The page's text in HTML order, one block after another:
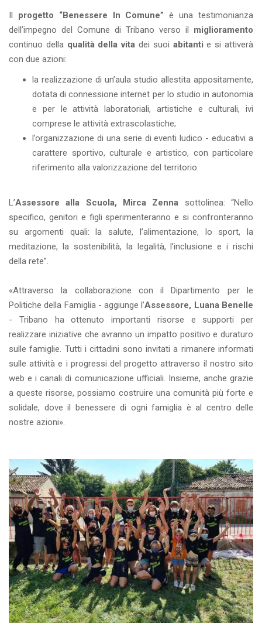
progetto “Benessere In Comune” è una testimonianza
dell’impegno del Comune di Tribano verso il miglioramento
continuo della qualità della vita dei suoi abitanti e si attiverà
con due azioni:
la realizzazione di un’aula studio allestita appositamente,
dotata di connessione internet per lo studio in autonomia
e per le attività laboratoriali, artistiche e culturali, ivi
comprese le attività extrascolastiche;
l’organizzazione di una serie di eventi ludico - educativi a
carattere sportivo, culturale e artistico, con particolare
riferimento alla valorizzazione del territorio.
L’Assessore alla Scuola, Mirca Zenna sottolinea: “Nello
specifico, genitori e figli sperimenteranno e si confronteranno
su argomenti quali: la salute, l’alimentazione, lo sport, la
meditazione, la sostenibilità, la legalità, l’inclusione e i rischi
della rete”.
«Attraverso la collaborazione con il Dipartimento per le
Politiche della Famiglia - aggiunge l’Assessore, Luana Benelle
- Tribano ha ottenuto importanti risorse e supporti per
realizzare iniziative che avranno un impatto positivo e duraturo
sulle famiglie. Tutti i cittadini sono invitati a rimanere informati
sulle attività e i progressi del progetto attraverso il nostro sito
web e i canali di comunicazione ufficiali. Insieme, anche grazie
a queste risorse, possiamo costruire una comunità più forte e
solidale, dove il benessere di ogni famiglia è al centro delle
nostre azioni».